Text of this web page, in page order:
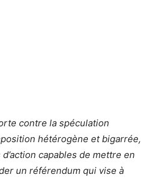
contre la spéculation
hétérogène et bigarrée,
capables de mettre en
un référendum qui vise à